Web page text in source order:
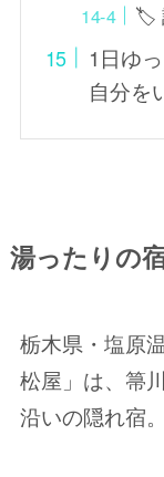
🏷️
1日ゆ
自分を
湯ったりの
栃木県・塩原
松屋」は、箒
沿いの隠れ宿。